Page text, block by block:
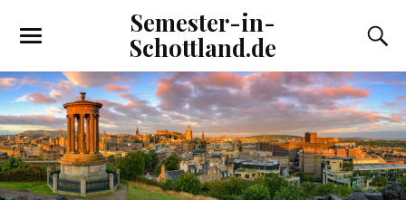
Semester-in-
Schottland.de